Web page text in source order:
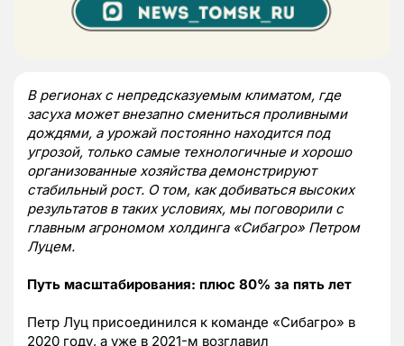
В регионах с непредсказуемым климатом, где
засуха может внезапно смениться проливными
дождями, а урожай постоянно находится под
угрозой, только самые технологичные и хорошо
организованные хозяйства демонстрируют
стабильный рост. О том, как добиваться высоких
результатов в таких условиях, мы поговорили с
главным агрономом холдинга «Сибагро» Петром
Луцем.
Путь масштабирования: плюс 80% за пять лет
Петр Луц присоединился к команде «Сибагро» в
2020 году, а уже в 2021-м возглавил